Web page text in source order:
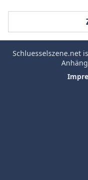
Schluesselszene.net